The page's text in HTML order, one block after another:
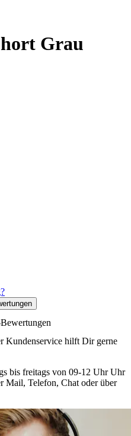
Grau
Kundenservice hilft Dir gerne
bis freitags von 09-12 Uhr Uhr
Mail, Telefon, Chat oder über